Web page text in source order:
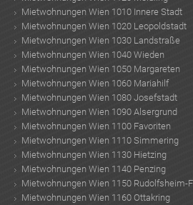
Mietwohnungen Wien 1010 Innere Stadt
Mietwohnungen Wien 1020 Leopoldstadt
Mietwohnungen Wien 1030 Landstraße
Mietwohnungen Wien 1040 Wieden
Mietwohnungen Wien 1050 Margareten
Mietwohnungen Wien 1060 Mariahilf
Mietwohnungen Wien 1080 Josefstadt
Mietwohnungen Wien 1090 Alsergrund
Mietwohnungen Wien 1100 Favoriten
Mietwohnungen Wien 1110 Simmering
Mietwohnungen Wien 1130 Hietzing
Mietwohnungen Wien 1140 Penzing
Mietwohnungen Wien 1150 Rudolfsheim-
Mietwohnungen Wien 1160 Ottakring